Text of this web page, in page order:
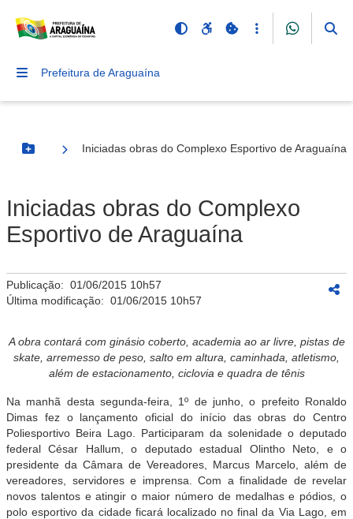
Prefeitura de Araguaína
Botão Menu
Iniciadas obras do Complexo Esportivo de Araguaína
Iniciadas obras do Complexo
Esportivo de Araguaína
Publicação: 01/06/2015 10h57
Última modificação: 01/06/2015 10h57
A obra contará com ginásio coberto, academia ao ar livre, pistas de
skate, arremesso de peso, salto em altura, caminhada, atletismo,
além de estacionamento, ciclovia e quadra de tênis
Na manhã desta segunda-feira, 1º de junho, o prefeito Ronaldo
Dimas fez o lançamento oficial do início das obras do Centro
Poliesportivo Beira Lago. Participaram da solenidade o deputado
federal César Hallum, o deputado estadual Olintho Neto, e o
presidente da Câmara de Vereadores, Marcus Marcelo, além de
vereadores, servidores e imprensa. Com a finalidade de revelar
novos talentos e atingir o maior número de medalhas e pódios, o
polo esportivo da cidade ficará localizado no final da Via Lago, em